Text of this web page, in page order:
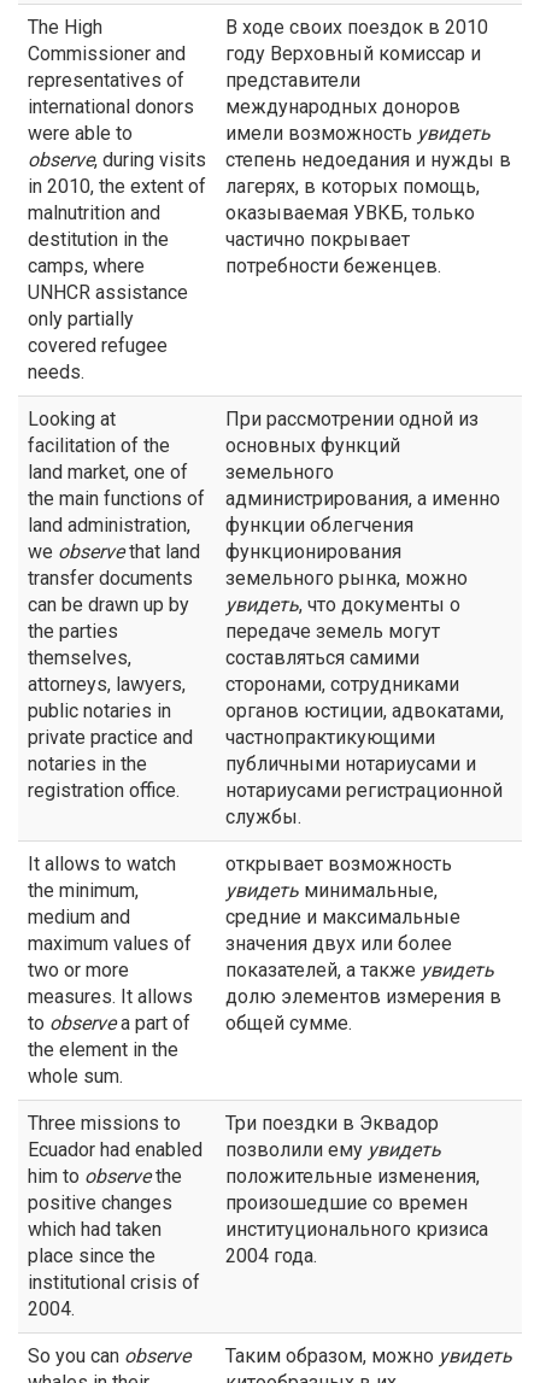
The High
Commissioner and
representatives of
international donors
were able to
observe, during visits
in 2010, the extent of
malnutrition and
destitution in the
camps, where
UNHCR assistance
only partially
covered refugee
needs.
В ходе своих поездок в 2010
году Верховный комиссар и
представители
международных доноров
имели возможность увидеть
степень недоедания и нужды в
лагерях, в которых помощь,
оказываемая УВКБ, только
частично покрывает
потребности беженцев.
Looking at
facilitation of the
land market, one of
the main functions of
land administration,
we observethat land
transfer documents
can be drawn up by
the parties
themselves,
attorneys, lawyers,
public notaries in
private practice and
notaries in the
registration office.
При рассмотрении одной из
основных функций
земельного
администрирования, а именно
функции облегчения
функционирования
земельного рынка, можно
увидеть, что документы о
передаче земель могут
составляться самими
сторонами, сотрудниками
органов юстиции, адвокатами,
частнопрактикующими
публичными нотариусами и
нотариусами регистрационной
службы.
It allows to watch
the minimum,
medium and
maximum values of
two or more
measures. It allows
to observea part of
the element in the
whole sum.
открывает возможность
увидеть минимальные,
средние и максимальные
значения двух или более
показателей, а также увидеть
долю элементов измерения в
общей сумме.
Three missions to
Ecuador had enabled
him to observethe
positive changes
which had taken
place since the
institutional crisis of
2004.
Три поездки в Эквадор
позволили ему увидеть
положительные изменения,
произошедшие со времен
институционального кризиса
2004 года.
So you can observe
Таким образом, можно увидеть